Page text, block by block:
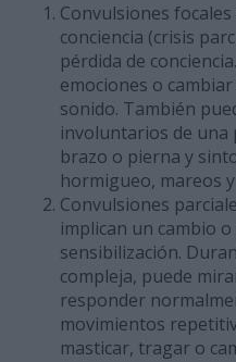
Convulsiones
conciencia (crisis
pérdida de
emociones o
sonido. También
involuntarios de una
brazo o pierna y
hormigueo, mareos
Convulsiones
implican un cambio
sensibilización.
compleja, puede
responder
movimientos
masticar, tragar o